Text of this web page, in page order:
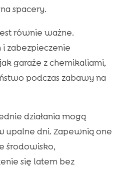
spacery.
równie ważne.
i zabezpieczenie
garaże z chemikaliami,
podczas zabawy na
działania mogą
upalne dni. Zapewnią one
środowisko,
się latem bez